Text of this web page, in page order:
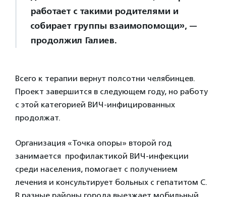
работает с такими родителями и
собирает группы взаимопомощи», —
продолжил Галиев.
Всего к терапии вернут полсотни челябинцев.
Проект завершится в следующем году, но работу
с этой категорией ВИЧ-инфицированных
продолжат.
Организация «Точка опоры» второй год
занимается профилактикой ВИЧ-инфекции
среди населения, помогает с получением
лечения и консультирует больных с гепатитом С.